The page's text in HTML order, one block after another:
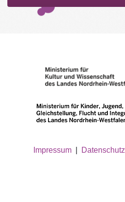
Impressum Datenschutz